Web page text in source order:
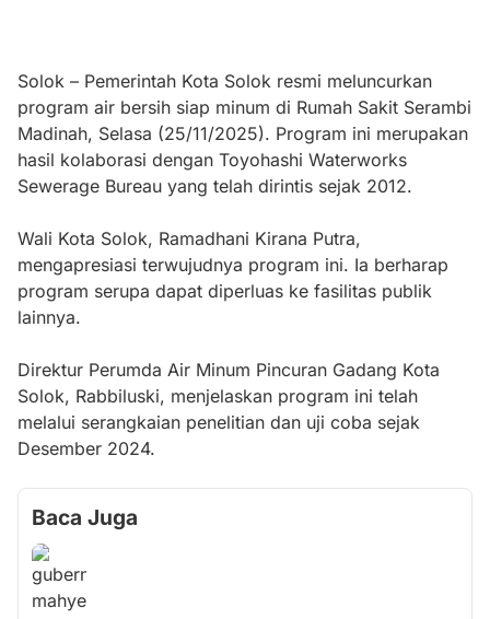
Solok – Pemerintah Kota Solok resmi meluncurkan
program air bersih siap minum di Rumah Sakit Serambi
Madinah, Selasa (25/11/2025). Program ini merupakan
hasil kolaborasi dengan Toyohashi Waterworks
Sewerage Bureau yang telah dirintis sejak 2012.
Wali Kota Solok, Ramadhani Kirana Putra,
mengapresiasi terwujudnya program ini. Ia berharap
program serupa dapat diperluas ke fasilitas publik
lainnya.
Direktur Perumda Air Minum Pincuran Gadang Kota
Solok, Rabbiluski, menjelaskan program ini telah
melalui serangkaian penelitian dan uji coba sejak
Desember 2024.
Baca Juga